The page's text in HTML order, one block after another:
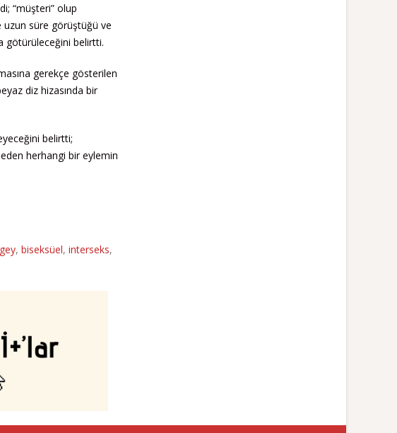
“müşteri” olup
uzun süre görüştüğü ve
götürüleceğini belirtti.
gerekçe gösterilen
diz hizasında bir
belirtti;
herhangi bir eylemin
gey, biseksüel, interseks,